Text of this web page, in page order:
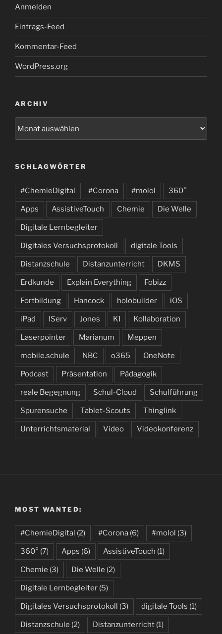
Anmelden
Eintrags-Feed
Kommentar-Feed
WordPress.org
ARCHIV
SCHLAGWÖRTER
#ChemieDigital #Corona #molol 360°
Apps AssistiveTouch Chemie Die Welle
Digitale Lernbegleiter
Digitales Versuchsprotokoll digitale Tools
Distanzschule Distanzunterricht DKMS
Erdkunde Explain Everything Fobizz
Fortbildung Hancock holobuilder iOS
iPad IServ Jones KI Kollaboration
Laserpointer Marianum Meppen
mobile.schule NBC o365 OneNote
Podcast Präsentation Pädagogik
reale Begegnung Schul-Cloud Schulführung
Spurensuche Tablet-Scouts Thinglink
Unterrichtsmaterial Video Videokonferenz
MOST WANTED:
#ChemieDigital (2) #Corona (6) #molol (3)
360° (7) Apps (6) AssistiveTouch (1)
Chemie (3) Die Welle (2)
Digitale Lernbegleiter (5)
Digitales Versuchsprotokoll (3) digitale Tools (1)
Distanzschule (2) Distanzunterricht (1)